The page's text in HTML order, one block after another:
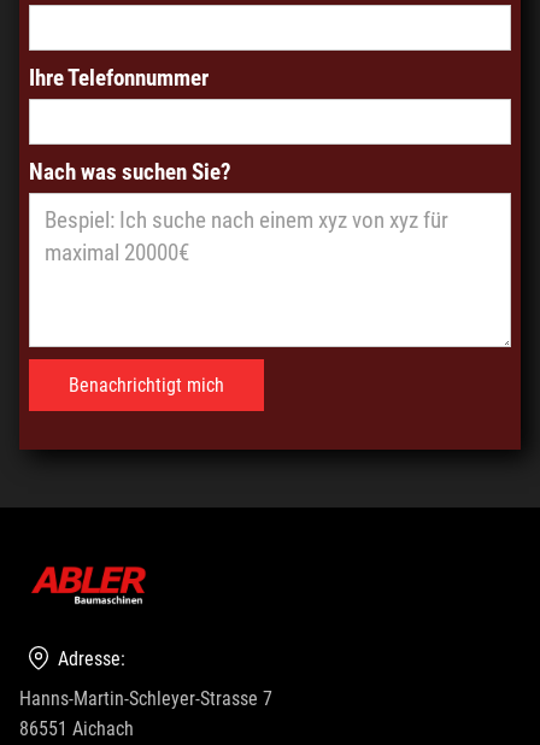
Ihre Telefonnummer
Nach was suchen Sie?
Adresse:
Hanns-Martin-Schleyer-Strasse 7
86551 Aichach